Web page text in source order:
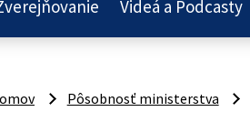
Videá a Podcasty
Pôsobnosť ministerstva